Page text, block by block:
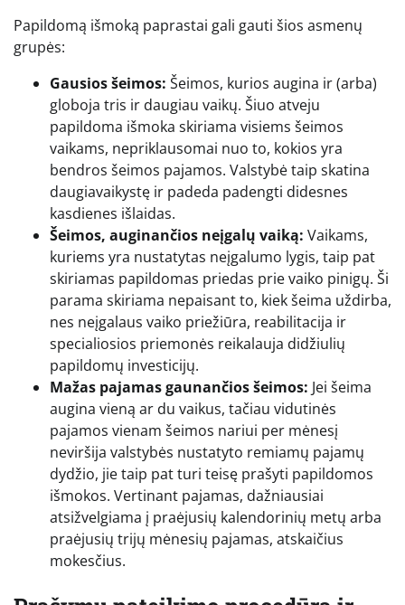
Papildomą išmoką paprastai gali gauti šios asmenų
grupės:
Gausios šeimos: Šeimos, kurios augina ir (arba)
globoja tris ir daugiau vaikų. Šiuo atveju
papildoma išmoka skiriama visiems šeimos
vaikams, nepriklausomai nuo to, kokios yra
bendros šeimos pajamos. Valstybė taip skatina
daugiavaikystę ir padeda padengti didesnes
kasdienes išlaidas.
Šeimos, auginančios neįgalų vaiką: Vaikams,
kuriems yra nustatytas neįgalumo lygis, taip pat
skiriamas papildomas priedas prie vaiko pinigų. Ši
parama skiriama nepaisant to, kiek šeima uždirba,
nes neįgalaus vaiko priežiūra, reabilitacija ir
specialiosios priemonės reikalauja didžiulių
papildomų investicijų.
Mažas pajamas gaunančios šeimos: Jei šeima
augina vieną ar du vaikus, tačiau vidutinės
pajamos vienam šeimos nariui per mėnesį
neviršija valstybės nustatyto remiamų pajamų
dydžio, jie taip pat turi teisę prašyti papildomos
išmokos. Vertinant pajamas, dažniausiai
atsižvelgiama į praėjusių kalendorinių metų arba
praėjusių trijų mėnesių pajamas, atskaičius
mokesčius.